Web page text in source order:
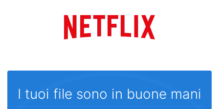
I tuoi file sono in buone mani